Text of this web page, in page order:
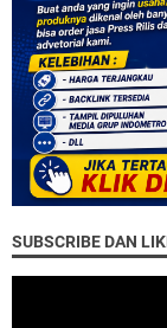
SUBSCRIBE DAN